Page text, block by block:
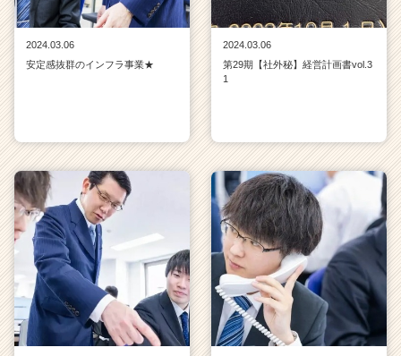
2024.03.06
安定感抜群のインフラ事業★
2024.03.06
第29期【社外秘】経営計画書vol.3
1